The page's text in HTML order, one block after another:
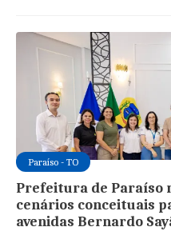
Paraíso - TO
Prefeitura de Paraíso
cenários conceituais
avenidas Bernardo